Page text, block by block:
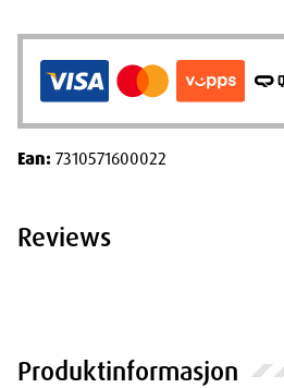
Produktinformasjon
Ean:7310571600022
Reviews